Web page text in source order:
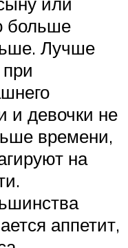
больше
Лучше
и девочки не
времени,
на
аппетит,